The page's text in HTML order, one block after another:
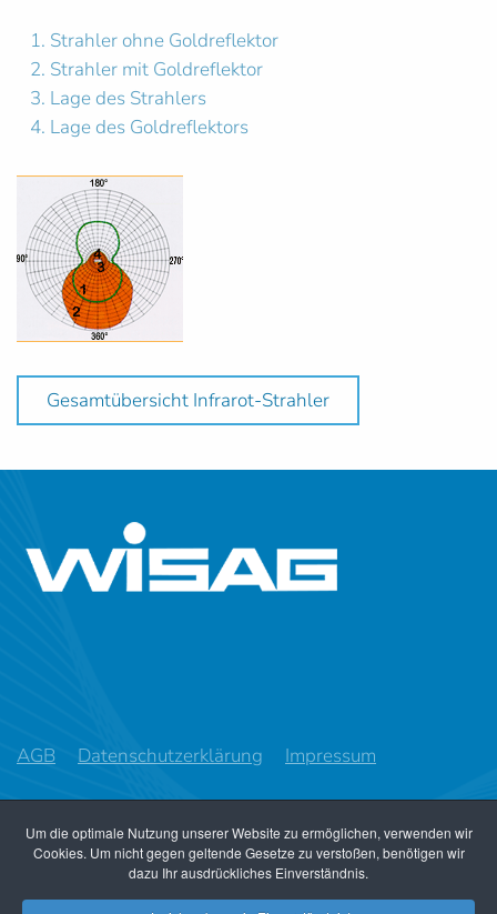
Strahler ohne Goldreflektor
Strahler mit Goldreflektor
Lage des Strahlers
Lage des Goldreflektors
Gesamtübersicht Infrarot-Strahler
AGB Datenschutzerklärung Impressum
Industrieanlagen AG
Im Ifang 8, CH-8307 Effretikon
Telefon +41 44 317 57 57
Um die optimale Nutzung unserer Website zu ermöglichen, verwenden wir
Cookies. Um nicht gegen geltende Gesetze zu verstoßen, benötigen wir
dazu Ihr ausdrückliches Einverständnis.